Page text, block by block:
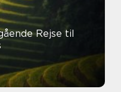
Rejse til